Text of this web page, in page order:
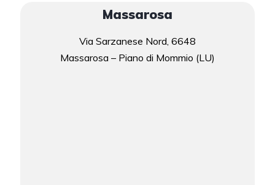
Massarosa
Via Sarzanese Nord, 6648
Massarosa – Piano di Mommio (LU)